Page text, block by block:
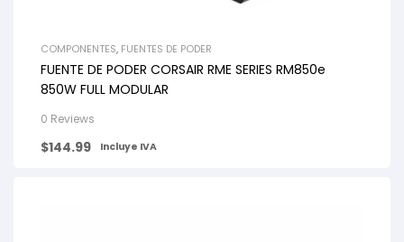
COMPONENTES, FUENTES DE PODER
FUENTE DE PODER CORSAIR RME SERIES RM850e
850W FULL MODULAR
0 Reviews
$144.99 Incluye IVA